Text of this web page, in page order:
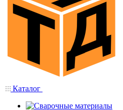
Каталог